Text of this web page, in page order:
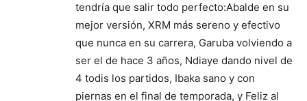
tendría que salir todo perfecto:Abalde en su
mejor versión, XRM más sereno y efectivo
que nunca en su carrera, Garuba volviendo a
ser el de hace 3 años, Ndiaye dando nivel de
4 todis los partidos, Ibaka sano y con
piernas en el final de temporada, y Feliz al